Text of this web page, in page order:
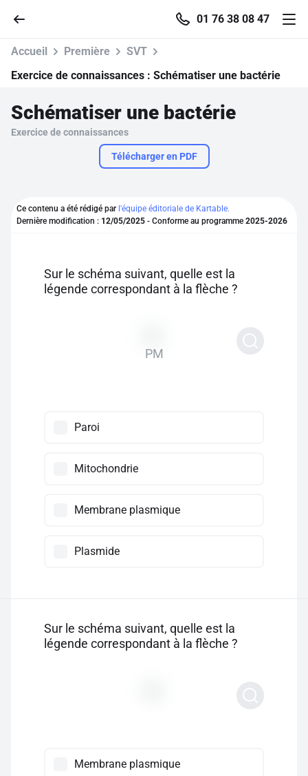
01 76 38 08 47
Accueil
Se connecter
S'inscrire gratuitement
Pour profiter de 10 contenus offerts.
Accueil Première
SVT
Exercice de connaissances : Schématiser une bactérie
Schématiser une bactérie
Exercice de connaissances
Télécharger en PDF
Ce contenu a été rédigé par l'équipe éditoriale de Kartable.
Dernière modification : 12/05/2025 - Conforme au programme 2025-2026
Sur le schéma suivant, quelle est la
légende correspondant à la flèche ?
PM
Paroi
Mitochondrie
Membrane plasmique
Plasmide
Sur le schéma suivant, quelle est la
légende correspondant à la flèche ?
Membrane plasmique